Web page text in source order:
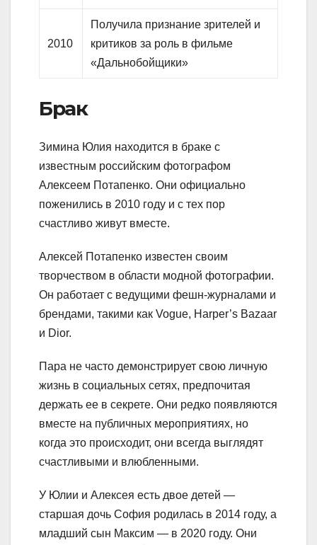
2010
Получила признание зрителей и
критиков за роль в фильме
«Дальнобойщики»
Брак
Зимина Юлия находится в браке с
известным российским фотографом
Алексеем Потапенко. Они официально
поженились в 2010 году и с тех пор
счастливо живут вместе.
Алексей Потапенко известен своим
творчеством в области модной фотографии.
Он работает с ведущими фешн-журналами и
брендами, такими как Vogue, Harper’s Bazaar
и Dior.
Пара не часто демонстрирует свою личную
жизнь в социальных сетях, предпочитая
держать ее в секрете. Они редко появляются
вместе на публичных мероприятиях, но
когда это происходит, они всегда выглядят
счастливыми и влюбленными.
У Юлии и Алексея есть двое детей —
старшая дочь София родилась в 2014 году, а
младший сын Максим — в 2020 году. Они